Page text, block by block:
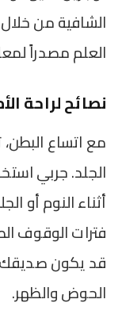
الشافية من
العلم مصدراً
نصائح لراحة
مع اتساع
الجلد. جربي
أثناء النوم أو
فترات الوقوف
قد يكون
الحوض والظهر.